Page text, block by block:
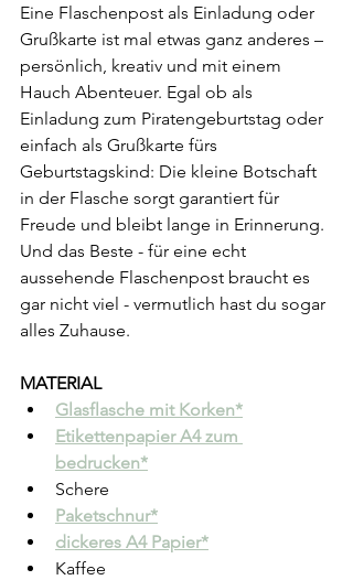
Eine Flaschenpost als Einladung oder
Grußkarte ist mal etwas ganz anderes –
persönlich, kreativ und mit einem
Hauch Abenteuer. Egal ob als
Einladung zum Piratengeburtstag oder
einfach als Grußkarte fürs
Geburtstagskind: Die kleine Botschaft
in der Flasche sorgt garantiert für
Freude und bleibt lange in Erinnerung.
Und das Beste - für eine echt
aussehende Flaschenpost braucht es
gar nicht viel - vermutlich hast du sogar
alles Zuhause.
MATERIAL
Glasflasche mit Korken*
Etikettenpapier A4 zum
bedrucken*
Schere
Paketschnur*
dickeres A4 Papier*
Kaffee